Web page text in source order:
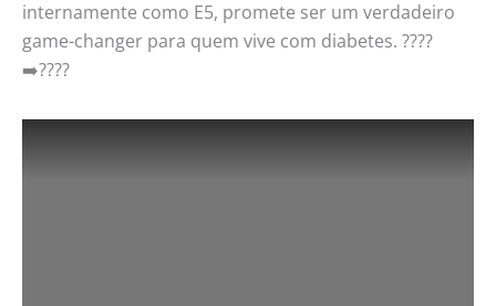
internamente como E5, promete ser um verdadeiro
game-changer para quem vive com diabetes. ????
➡️????